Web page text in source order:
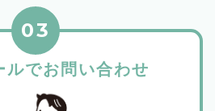
ルでお問い合わせ
03